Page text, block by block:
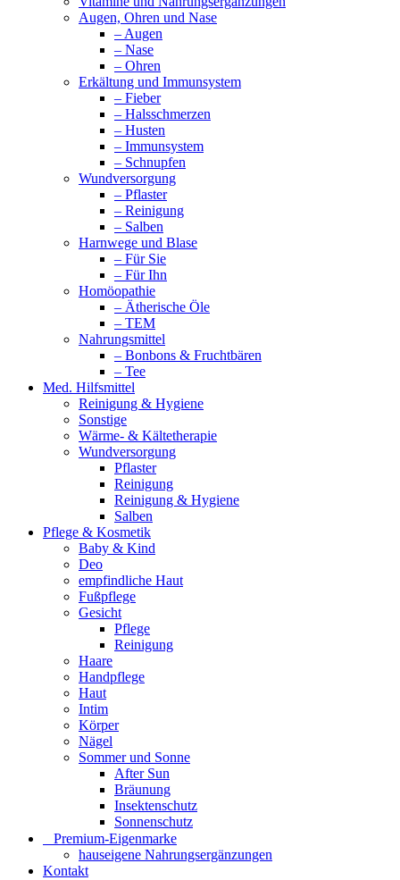
Augen, Ohren und Nase
– Augen
– Nase
– Ohren
Erkältung und Immunsystem
– Fieber
– Halsschmerzen
– Husten
– Immunsystem
– Schnupfen
Wundversorgung
– Pflaster
– Reinigung
– Salben
Harnwege und Blase
– Für Sie
– Für Ihn
Homöopathie
– Ätherische Öle
– TEM
Nahrungsmittel
– Bonbons & Fruchtbären
– Tee
Med. Hilfsmittel
Reinigung & Hygiene
Sonstige
Wärme- & Kältetherapie
Wundversorgung
Pflaster
Reinigung
Reinigung & Hygiene
Salben
Pflege & Kosmetik
Baby & Kind
Deo
empfindliche Haut
Fußpflege
Gesicht
Pflege
Reinigung
Haare
Handpflege
Haut
Intim
Körper
Nägel
Sommer und Sonne
After Sun
Bräunung
Insektenschutz
Sonnenschutz
⠀​Premium-Eigenmarke
hauseigene Nahrungsergänzungen
Kontakt